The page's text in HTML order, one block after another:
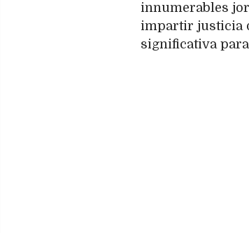
innumerables
impartir justicia
significativa